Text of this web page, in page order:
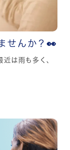
せんか？👀
は雨も多く、